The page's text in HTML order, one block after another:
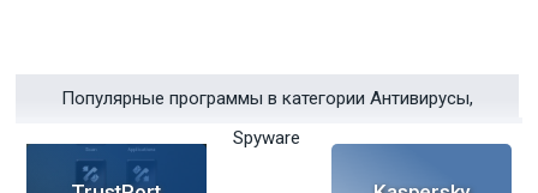
Популярные программы в категории Антивирусы,
Spyware